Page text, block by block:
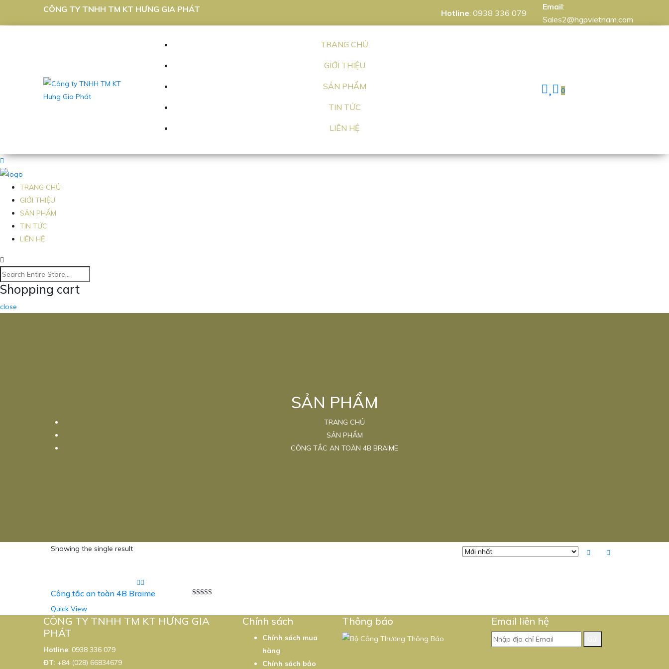
CÔNG TY TNHH TM KT HƯNG GIA PHÁT Hotline: 0938 336 079
Email:
Sales2@hgpvietnam.com
TRANG CHỦ
GIỚI THIỆU
SẢN PHẨM
TIN TỨC
LIÊN HỆ
0
TRANG CHỦ
GIỚI THIỆU
SẢN PHẨM
TIN TỨC
LIÊN HỆ
Shopping cart
close
SẢN PHẨM
TRANG CHỦ
SẢN PHẨM
CÔNG TẮC AN TOÀN 4B BRAIME
Showing the single result
sao
Công tắc an toàn 4B Braime
Quick View
CÔNG TY TNHH TM KT HƯNG GIA
PHÁT
Hotline: 0938 336 079
ĐT: +84 (028) 66834679
Chính sách
Chính sách mua
hàng
Chính sách bảo
Thông báo Email liên hệ